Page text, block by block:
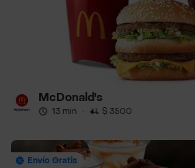
McDonald's
13 min · $ 3500
Envío Gratis